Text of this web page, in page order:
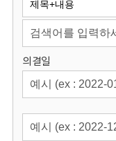
회
의결일